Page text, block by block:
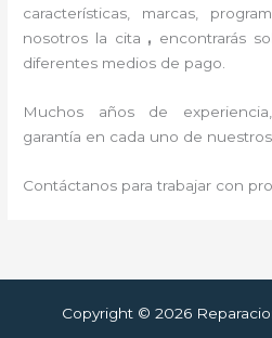
características, marcas,
nosotros la cita , encontrarás
diferentes medios de pago.
Muchos años de
garantía en cada uno de nuestros
Contáctanos para trabajar con
Copyright © 2026